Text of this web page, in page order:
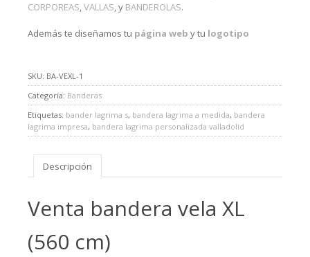
CORPOREAS,VALLAS, y BANDEROLAS.
Además te diseñamos tu página web y tu logotipo
SKU: BA-VEXL-1
Categoría: Banderas
Etiquetas: bander lagrima s, bandera lagrima a medida, bandera
lagrima impresa, bandera lagrima personalizada valladolid
Descripción
Venta bandera vela XL
(560 cm)